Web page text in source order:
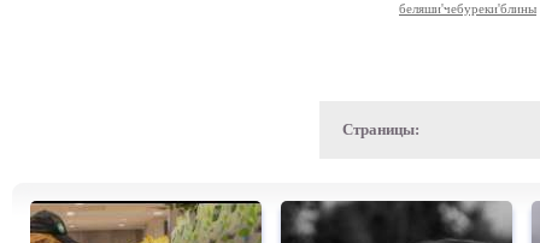
беляши'чебуреки'блины
Страницы: